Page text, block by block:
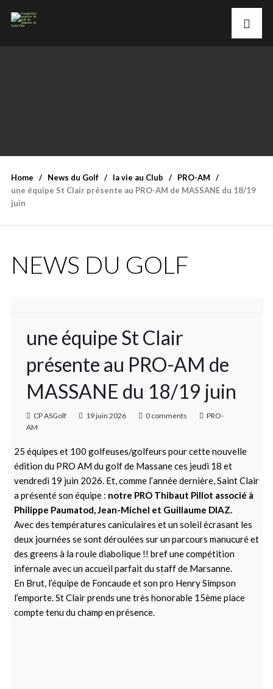
Home News du Golf la vie au Club
PRO-AM
une équipe St Clair présente au PRO-AM de MASSANE du 18/19
juin
NEWS DU GOLF
une équipe St Clair
présente au PRO-AM de
MASSANE du 18/19 juin
CP ASGolf 19 juin 2026 0 comments
PRO-
AM
25 équipes et 100 golfeuses/golfeurs pour cette nouvelle
édition du PRO AM du golf de Massane ces jeudi 18 et
vendredi 19 juin 2026. Et, comme l’année dernière, Saint Clair
a présenté son équipe : notre PRO Thibaut Pillot associé à
Philippe Paumatod, Jean-Michel et Guillaume DIAZ.
Avec des températures caniculaires et un soleil écrasant les
deux journées se sont déroulées sur un parcours manucuré et
des greens à la roule diabolique !! bref une compétition
infernale avec un accueil parfait du staff de Marsanne.
En Brut, l’équipe de Foncaude et son pro Henry Simpson
l’emporte. St Clair prends une très honorable 15ème place
compte tenu du champ en présence.